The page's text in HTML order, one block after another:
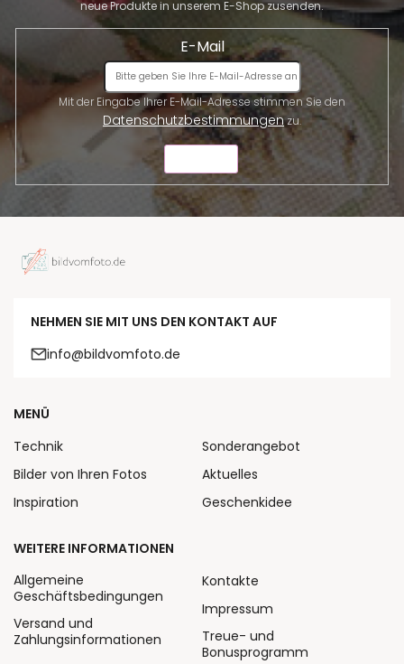
neue Produkte in unserem E-Shop zusenden.
E-Mail
Datenschutzbestimmungenzu.
NEHMEN SIE MIT UNS DEN KONTAKT AUF
info@bildvomfoto.de
MENÜ
Technik
Bilder von Ihren Fotos
Inspiration
Sonderangebot
Aktuelles
Geschenkidee
WEITERE INFORMATIONEN
Allgemeine
Geschäftsbedingungen
Versand und
Zahlungsinformationen
Kontakte
Impressum
Treue- und
Bonusprogramm